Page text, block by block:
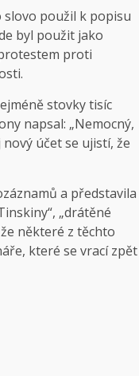
slovo použil k popisu
byl použit jako
proti
stovky tisíc
napsal: „Nemocný,
účet se ujistí, že
a představila
„drátěné
některé z těchto
které se vrací zpět